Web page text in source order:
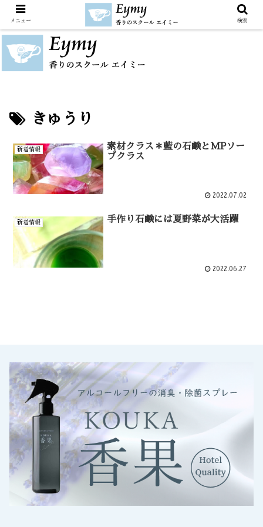
きゅうり
新着情報
素材クラス＊藍の石鹸とMPソー
プクラス
2022.07.02
新着情報 手作り石鹸には夏野菜が大活躍
2022.06.27
メニュー 検索